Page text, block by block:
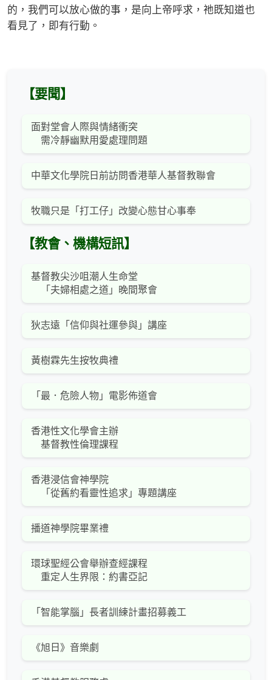
的，我們可以放心做的事，是向上帝呼求，祂既知道也
看見了，即有行動。
【要聞】
面對堂會人際與情緒衝突
需冷靜幽默用愛處理問題
中華文化學院日前訪問香港華人基督教聯會
牧職只是「打工仔」改變心態甘心事奉
【教會、機構短訊】
基督教尖沙咀潮人生命堂
「夫婦相處之道」晚間聚會
狄志遠「信仰與社運參與」講座
黃樹霖先生按牧典禮
「最．危險人物」電影佈道會
香港性文化學會主辦
基督教性倫理課程
香港浸信會神學院
「從舊約看靈性追求」專題講座
播道神學院畢業禮
環球聖經公會舉辦查經課程
重定人生界限：約書亞記
「智能掌腦」長者訓練計畫招募義工
《旭日》音樂劇